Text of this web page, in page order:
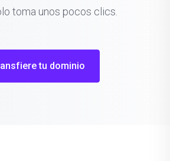
toma unos pocos clics.
tu dominio